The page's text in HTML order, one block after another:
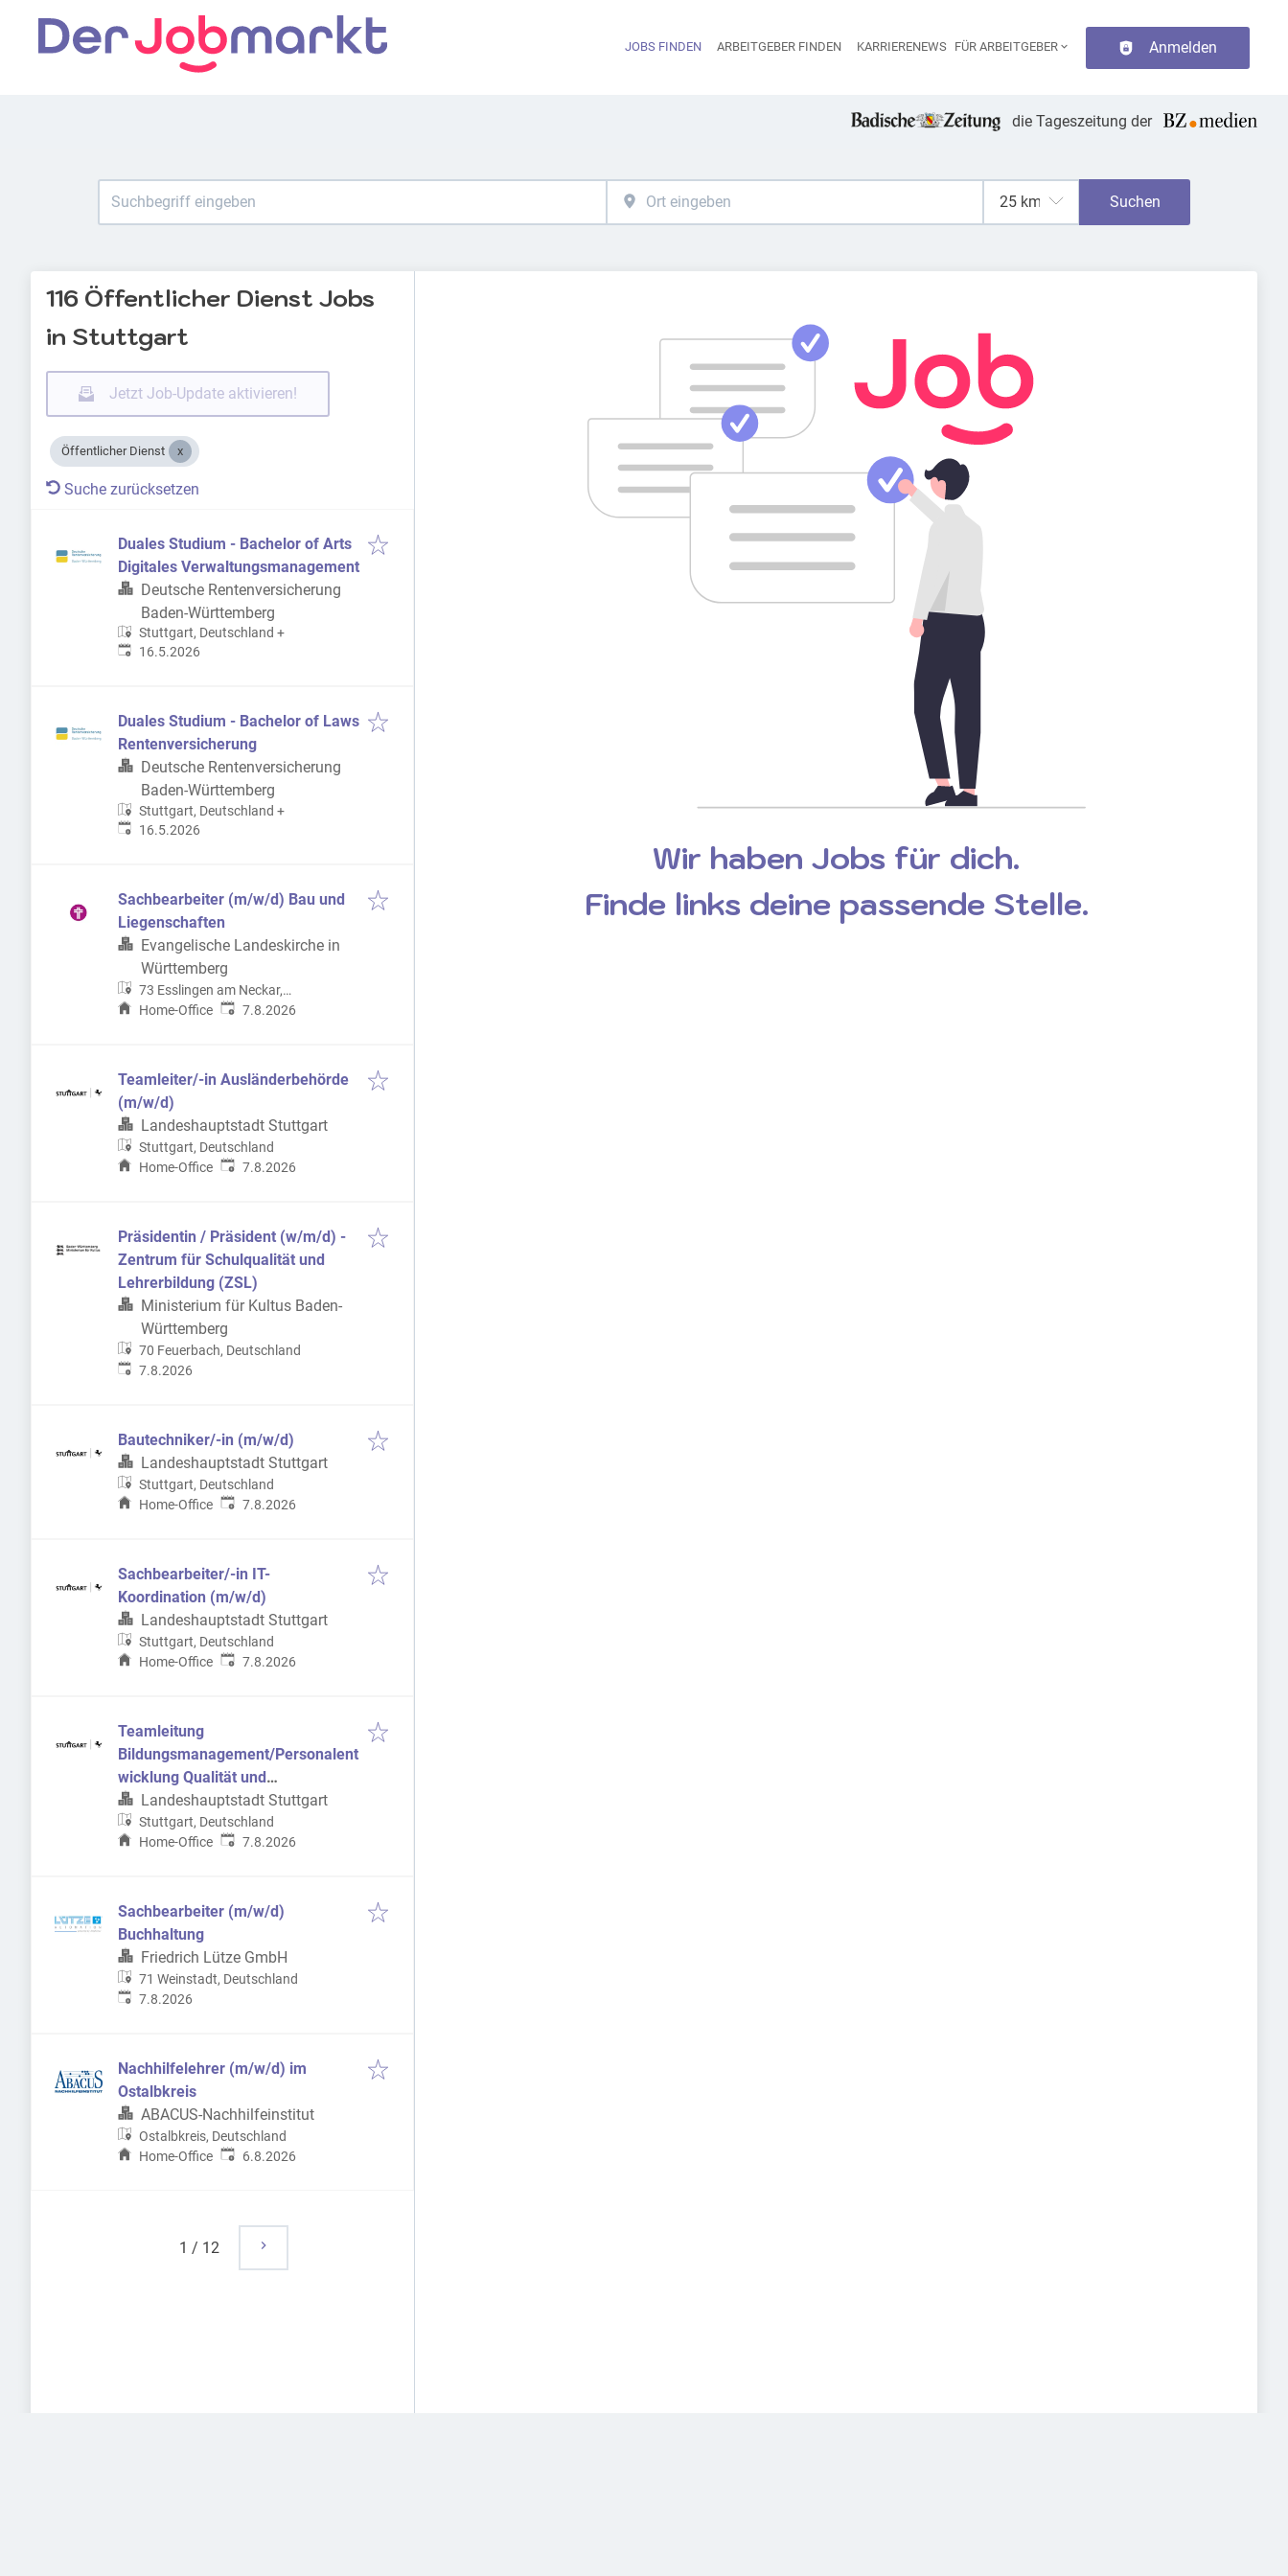
Haupt-Navigation
JOBS FINDEN ARBEITGEBER FINDEN KARRIERENEWS FÜR ARBEITGEBER Anmelden
die Tageszeitung der
Suchen
116 Öffentlicher Dienst Jobs
in Stuttgart
Jetzt Job-Update aktivieren!
Öffentlicher Dienst
Suche zurücksetzen
Duales Studium - Bachelor of Arts
Digitales Verwaltungsmanagement
Deutsche Rentenversicherung
Baden-Württemberg
Stuttgart, Deutschland +
Veröffentlicht:
16.5.2026
Duales Studium - Bachelor of Laws
Rentenversicherung
Deutsche Rentenversicherung
Baden-Württemberg
Stuttgart, Deutschland +
Veröffentlicht:
16.5.2026
Sachbearbeiter (m/w/d) Bau und
Liegenschaften
Evangelische Landeskirche in
Württemberg
73 Esslingen am Neckar,
Deutschland
Home-Office Veröffentlicht
7.8.2026
Teamleiter/-in Ausländerbehörde
(m/w/d)
Landeshauptstadt Stuttgart
Stuttgart, Deutschland
Home-Office Veröffentlicht
7.8.2026
Präsidentin / Präsident (w/m/d) -
Zentrum für Schulqualität und
Lehrerbildung (ZSL)
Ministerium für Kultus Baden-
Württemberg
70 Feuerbach, Deutschland
Veröffentlicht
7.8.2026
Bautechniker/-in (m/w/d)
Landeshauptstadt Stuttgart
Stuttgart, Deutschland
Home-Office Veröffentlicht
7.8.2026
Sachbearbeiter/-in IT-
Koordination (m/w/d)
Landeshauptstadt Stuttgart
Stuttgart, Deutschland
Home-Office Veröffentlicht
7.8.2026
Teamleitung
Bildungsmanagement/Personalent
wicklung Qualität und
Qualifizierung (m/w/d)
Landeshauptstadt Stuttgart
Stuttgart, Deutschland
Home-Office Veröffentlicht
7.8.2026
Sachbearbeiter (m/w/d)
Buchhaltung
Friedrich Lütze GmbH
71 Weinstadt, Deutschland
Veröffentlicht
7.8.2026
Nachhilfelehrer (m/w/d) im
Ostalbkreis
ABACUS-Nachhilfeinstitut
Ostalbkreis, Deutschland
Home-Office Veröffentlicht
6.8.2026
1 / 12
Wir haben Jobs für dich.
Finde links deine passende Stelle.